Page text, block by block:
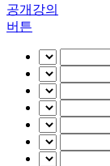
공개강의
버튼